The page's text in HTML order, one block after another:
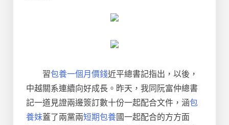
習包養一個月價錢近平總書記指出，以後，
中越關系連續向好成長。昨天，我同阮富仲總書
記一道見證兩邊簽訂數十份一起配合文件，涵包
養妹蓋了兩黨兩短期包養國一起配合的方方面